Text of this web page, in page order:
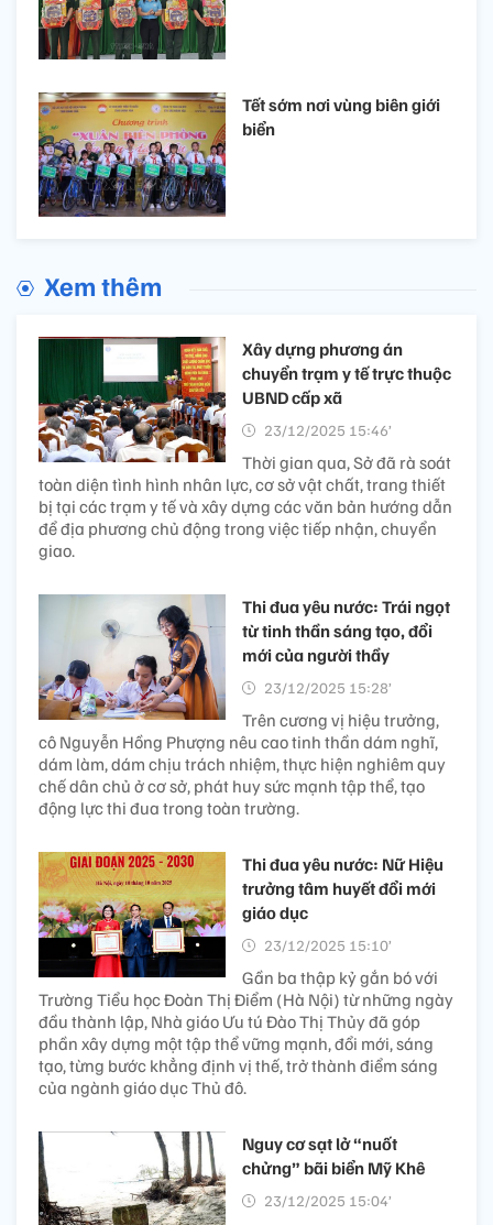
Tết sớm nơi vùng biên giới
biển
Xem thêm
Xây dựng phương án
chuyển trạm y tế trực thuộc
UBND cấp xã
23/12/2025 15:46’
Thời gian qua, Sở đã rà soát
toàn diện tình hình nhân lực, cơ sở vật chất, trang thiết
bị tại các trạm y tế và xây dựng các văn bản hướng dẫn
để địa phương chủ động trong việc tiếp nhận, chuyển
giao.
Thi đua yêu nước: Trái ngọt
từ tinh thần sáng tạo, đổi
mới của người thầy
23/12/2025 15:28’
Trên cương vị hiệu trưởng,
cô Nguyễn Hồng Phượng nêu cao tinh thần dám nghĩ,
dám làm, dám chịu trách nhiệm, thực hiện nghiêm quy
chế dân chủ ở cơ sở, phát huy sức mạnh tập thể, tạo
động lực thi đua trong toàn trường.
Thi đua yêu nước: Nữ Hiệu
trưởng tâm huyết đổi mới
giáo dục
23/12/2025 15:10’
Gần ba thập kỷ gắn bó với
Trường Tiểu học Đoàn Thị Điểm (Hà Nội) từ những ngày
đầu thành lập, Nhà giáo Ưu tú Đào Thị Thủy đã góp
phần xây dựng một tập thể vững mạnh, đổi mới, sáng
tạo, từng bước khẳng định vị thế, trở thành điểm sáng
của ngành giáo dục Thủ đô.
Nguy cơ sạt lở “nuốt
chửng” bãi biển Mỹ Khê
23/12/2025 15:04’